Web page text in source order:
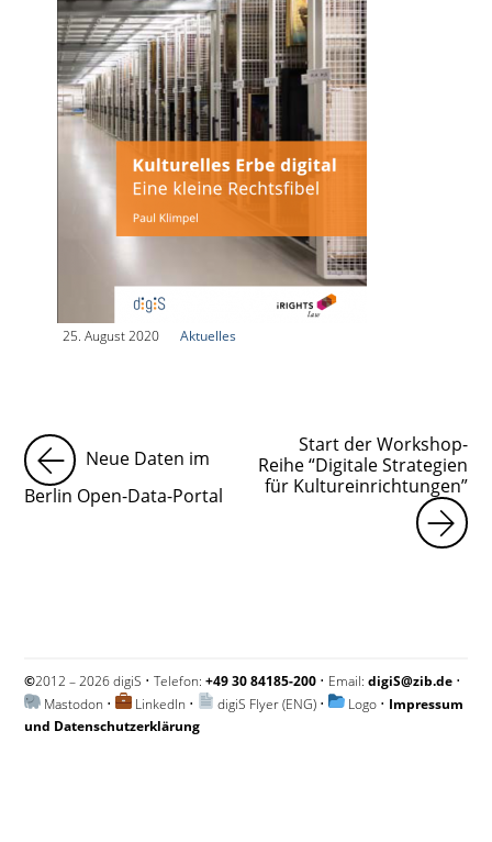
25. August 2020 Aktuelles
Neue Daten im
Berlin Open-Data-Portal
Start der Workshop-
Reihe “Digitale Strategien
für Kultureinrichtungen”
©2012 – 2026 digiS • Telefon:+49 30 84185-200 • Email:digiS@zib.de •
Mastodon • LinkedIn • digiS Flyer (ENG) • Logo • Impressum
und Datenschutzerklärung